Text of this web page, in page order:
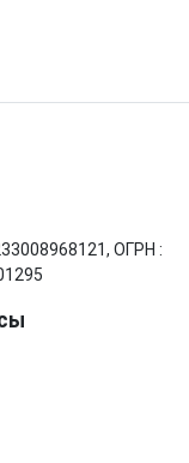
ОГРН :